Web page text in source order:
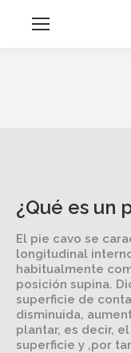
¿Qué es un
El pie cavo se
longitudinal
habitualmente
posición supina.
superficie de
disminuida,
plantar, es decir,
superficie y ,por